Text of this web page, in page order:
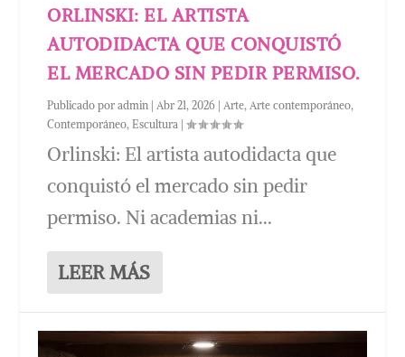
ORLINSKI: EL ARTISTA
AUTODIDACTA QUE CONQUISTÓ
EL MERCADO SIN PEDIR PERMISO.
Publicado poradmin Abr 21, 2026 Arte, Arte contemporáneo,
Contemporáneo,Escultura |
Orlinski: El artista autodidacta que
conquistó el mercado sin pedir
permiso. Ni academias ni...
LEER MÁS